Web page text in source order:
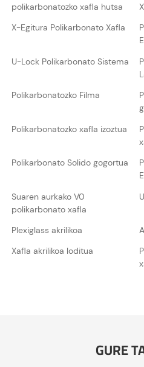
polikarbonatozko xafla hutsa
X-Egitura Polikarbonato Xafla
U-Lock Polikarbonato Sistema
Polikarbonatozko Filma
Polikarbonatozko xafla izoztua
Polikarbonato Solido gogortua
Suaren aurkako V0
polikarbonato xafla
Plexiglass akrilikoa
Xafla akrilikoa loditua
GURE